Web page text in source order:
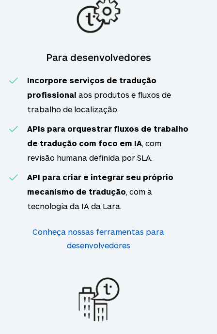
Para desenvolvedores
Incorpore serviços de tradução
profissional aos produtos e fluxos de
trabalho de localização.
APIs para orquestrar fluxos de trabalho
de tradução com foco em IA , com
revisão humana definida por SLA.
API para criar e integrar seu próprio
mecanismo de tradução , com a
tecnologia da IA da Lara.
Conheça nossas ferramentas para
desenvolvedores